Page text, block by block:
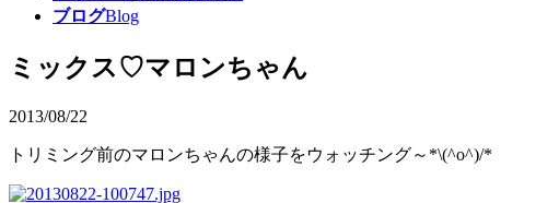
ブログBlog
ミックス♡マロンちゃん
2013/08/22
トリミング前のマロンちゃんの様子をウォッチング～*\(^o^)/*